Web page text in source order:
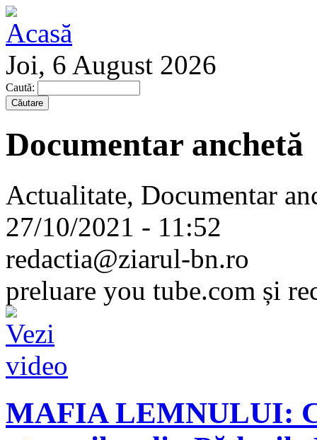
Joi, 6 August 2026
Caută:
Documentar anchetă
Actualitate, Documentar
27/10/2021 - 11:52
redactia@ziarul-bn.ro
preluare you tube.com și
MAFIA LEMNULUI: